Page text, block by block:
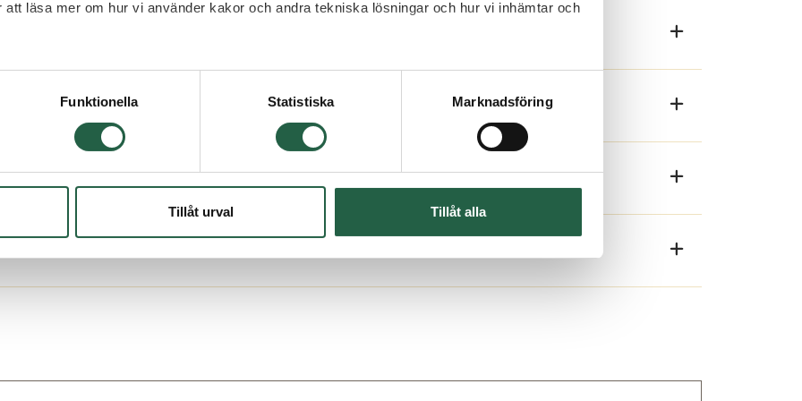
att läsa mer om hur vi använder kakor och andra tekniska lösningar och hur vi inhämtar och
sekretesspolicy
Funktionella Statistiska Marknadsföring
Tillåt urval Tillåt alla
i leveransen.
takskivor.
takskivor.